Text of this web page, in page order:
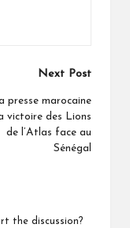
Next Post
presse marocaine
victoire des Lions
de l’Atlas face au
Sénégal
the discussion?